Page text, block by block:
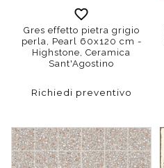
Gres effetto pietra grigio
perla, Pearl 60x120 cm -
Highstone, Ceramica
Sant'Agostino
Richiedi preventivo